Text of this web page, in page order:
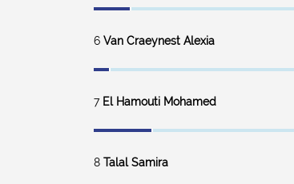
6 Van Craeynest Alexia
7 El Hamouti Mohamed
8 Talal Samira